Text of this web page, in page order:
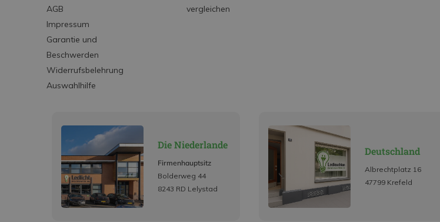
AGB
Impressum
Garantie und
Beschwerden
Widerrufsbelehrung
Auswahlhilfe
vergleichen
Die Niederlande
Firmenhauptsitz
Bolderweg 44
8243 RD Lelystad
Deutschland
Albrechtplatz 16
47799 Krefeld